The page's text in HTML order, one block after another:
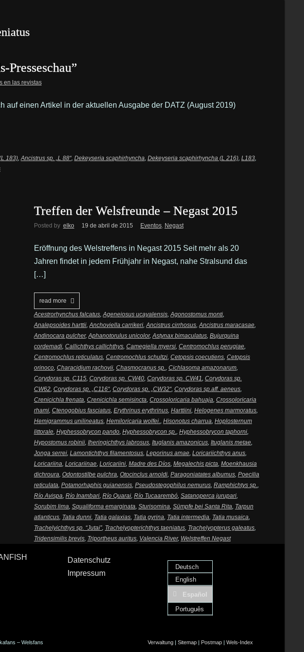
Presseschau”
en las revistas
auf einen Artikel in der aktuellen Ausgabe der DATZ (August 2019)
183),Ancistrus sp. „L 88“, Dekeyseria scaphirhyncha, Dekeyseria scaphirhyncha (L 216), L183,
Treffen der Welsfreunde – Negast 2015
Posted by elko 19 de abril de 2015 Eventos, Negast
Eröffnung des Welstreffens in Negast 2015 Seit mehr als 20
Jahren findet in jedem Frühjahr in Negast, nahe Stralsund das
[…]
read more
Acestrorhynchus falcatus,Ageneiosus ucayalensis,Agonostomus monti,
Analepsoides harttii,Anchoviella carrikeri,Ancistrus cirrhosus,Ancistrus maracasae,
Andinocara pulcher,Aphanotorulus unicolor,Astynax bimaculatus, Bujurquina
cordemadi, Callichthys callichthys, Camegiella myersi, Centromochlus perugiae,
Centromochlus reticulatus, Centromochlus schultzi, Cetopsis coecutiens, Cetopsis
orinoco, Characidium rachovii, Chasmocranus sp., Cichlasoma amazonarum,
Corydoras sp. C115, Corydoras sp. CW40, Corydoras sp. CW41, Corydoras sp.
CW62, Corydoras sp. „C116“, Corydoras sp. „CW32“, Corydoras sp.aff. aeneus,
Crenicichla frenata, Crenicichla semisincta, Crossoloricaria bahuaja, Crossoloricaria
rhami, Ctenogobius fasciatus, Erythrinus erythrinus, Harttiini, Helogenes marmoratus,
Hemigrammus unilineatus, Hemiloricaria wolfei., Hisonotus charrua, Hoplosternum
littorale, Hyphessobrycon pando, Hyphessobrycon sp., Hyphessobrycon taphorni,
Hypostomus robinii, Iheringichthys labrosus, Ituglanis amazonicus, Ituglanis metae,
Jonga serrei, Lamontichthys filamentosus, Leporinus amae, Loricariichthys anus,
Loricariina, Loricariinae, Loricariini, Madre des Díos, Megalechis picta, Moenkhausia
dichroura, Odontostilbe pulchra, Otocinclus arnoldi, Paragoniatates albumus, Poecilia
reticulata, Potamorhaphis guianensis, Pseudostegophilus nemurus, Ramphichtys sp.,
Río Avispa, Río Inambari, Río Quarai, Río Tucaarembó, Satanoperca jurupari,
Sorubim lima, Squaliforma emarginata, Sturisomina, Sümpfe bei Santa Rita, Tarpun
atlanticus, Tatia dunni, Tatia galaxias, Tatia gyrina, Tatia intermedia, Tatia musaica,
Trachelyichthys sp. “Jutai”, Trachelyopterichthys taeniatus, Trachelyopterus galeatus,
Tridensimilis brevis, Triportheus auritus, Valencia River, Welstreffen Negast
Datenschutz
Impressum
Deutsch
English
Español
Português
– Welsfans Verwaltung| Sitemap| Postmap| Wels-Index